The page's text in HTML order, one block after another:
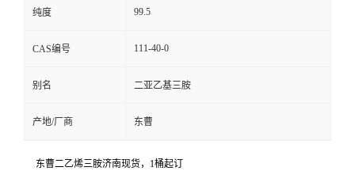
纯度 99.5
CAS编号 111-40-0
别名 二亚乙基三胺
产地/厂商 东曹
东曹二乙烯三胺济南现货，1桶起订